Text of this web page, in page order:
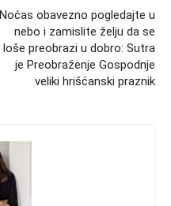
Noćas obavezno pogledajte u
nebo i zamislite želju da se
loše preobrazi u dobro: Sutra
je Preobraženje Gospodnje
veliki hrišćanski praznik